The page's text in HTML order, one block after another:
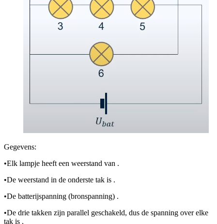
Gegevens:
•Elk lampje heeft een weerstand van .
•De weerstand in de onderste tak is .
•De batterijspanning (bronspanning) .
•De drie takken zijn parallel geschakeld, dus de spanning over elke
tak is .